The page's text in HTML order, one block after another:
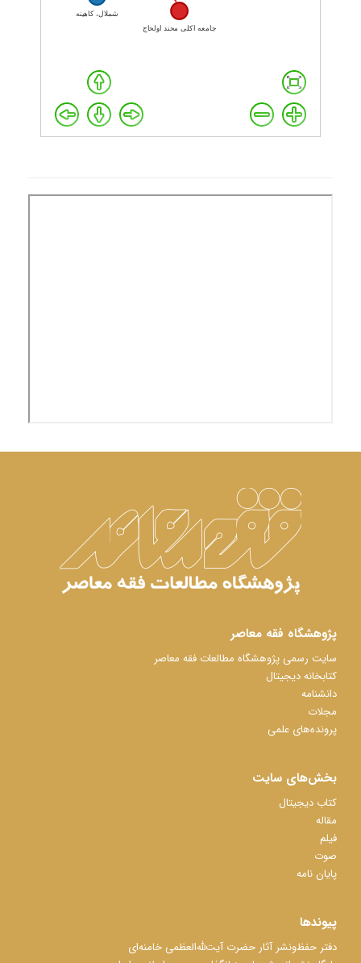
پژوهشگاه فقه معاصر
سایت رسمی پژوهشگاه مطالعات فقه معاصر
کتابخانه دیجیتال
دانشنامه
مجلات
پرونده‌های علمی
بخش‌های سایت
کتاب دیجیتال
مقاله
فیلم
صوت
پایان نامه
پیوندها
دفتر حفظ‌‌‌ونشر آثار حضرت آیت‌ﷲ‌العظمی خامنه‌ای